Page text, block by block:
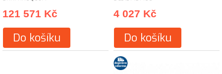
121 571 Kč
Do košíku
4 027 Kč
Do košíku